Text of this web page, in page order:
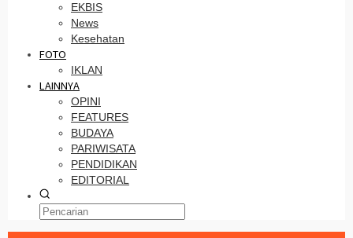
EKBIS
News
Kesehatan
FOTO
IKLAN
LAINNYA
OPINI
FEATURES
BUDAYA
PARIWISATA
PENDIDIKAN
EDITORIAL